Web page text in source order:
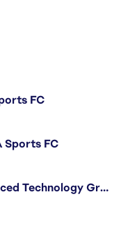
FC
Sports FC
Senior Software Engineer - Advanced Technology Group